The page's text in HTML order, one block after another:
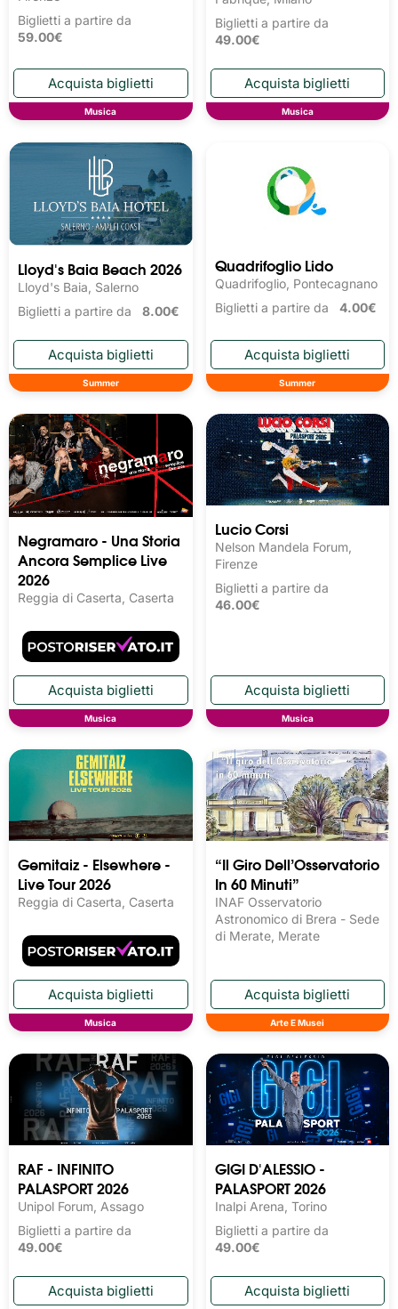
Biglietti a partire da
59.00€
Musica
Biglietti a partire da
49.00€
Musica
Lloyd's Baia Beach 2026
Lloyd's Baia, Salerno
Biglietti a partire da 8.00€
Summer
Quadrifoglio Lido
Quadrifoglio, Pontecagnano
Biglietti a partire da 4.00€
Summer
Negramaro - Una Storia
Ancora Semplice Live
2026
Reggia di Caserta, Caserta
Musica
Lucio Corsi
Nelson Mandela Forum,
Firenze
Biglietti a partire da
46.00€
Musica
Gemitaiz - Elsewhere -
Live Tour 2026
Reggia di Caserta, Caserta
Musica
“Il Giro Dell’Osservatorio
In 60 Minuti”
INAF Osservatorio
Astronomico di Brera - Sede
di Merate, Merate
Arte E Musei
RAF - INFINITO
PALASPORT 2026
Unipol Forum, Assago
Biglietti a partire da
49.00€
GIGI D'ALESSIO -
PALASPORT 2026
Inalpi Arena, Torino
Biglietti a partire da
49.00€